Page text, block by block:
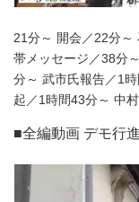
21分～ 開会／22分～
帯メッセージ／38分
分～ 武市氏報告／1
起／1時間43分～ 中
■全編動画 デモ行進